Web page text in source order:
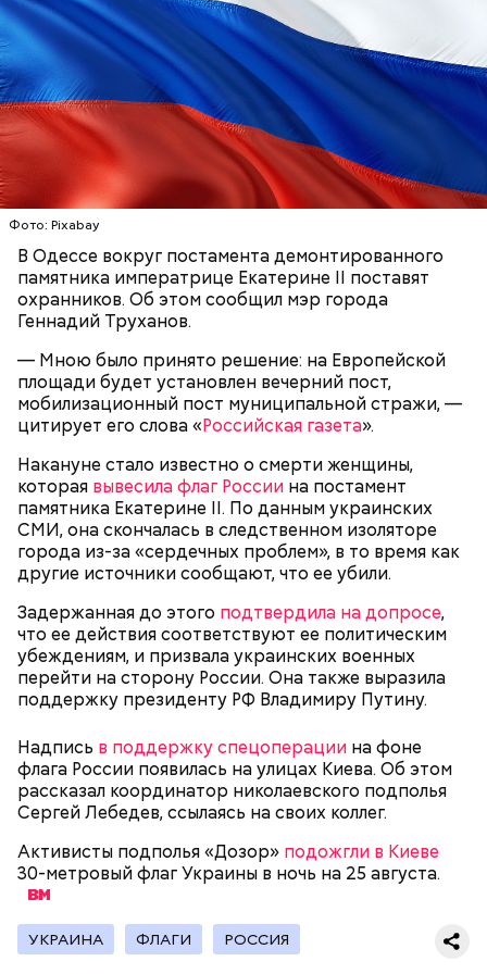
Фото: Pixabay
В Одессе вокруг постамента демонтированного
памятника императрице Екатерине II поставят
охранников. Об этом сообщил мэр города
Геннадий Труханов.
— Мною было принято решение: на Европейской
площади будет установлен вечерний пост,
мобилизационный пост муниципальной стражи, —
цитирует его слова «Российская газета».
Накануне стало известно о смерти женщины,
которая вывесила флаг России на постамент
памятника Екатерине II. По данным украинских
СМИ, она скончалась в следственном изоляторе
города из-за «сердечных проблем», в то время как
другие источники сообщают, что ее убили.
Задержанная до этого подтвердила на допросе,
что ее действия соответствуют ее политическим
убеждениям, и призвала украинских военных
перейти на сторону России. Она также выразила
поддержку президенту РФ Владимиру Путину.
Надпись в поддержку спецоперации на фоне
флага России появилась на улицах Киева. Об этом
рассказал координатор николаевского подполья
Сергей Лебедев, ссылаясь на своих коллег.
Активисты подполья «Дозор» подожгли в Киеве
30-метровый флаг Украины в ночь на 25 августа.
УКРАИНА ФЛАГИ РОССИЯ
Атака хищника: ихтиолог
объяснил, почему акулы
нападают на человека
Особенно опасно контактировать с водой, если вы
оказались в открытом море и получили порез или
ранку. Акула чувствует даже небольшое
количество крови на расстоянии до полутора
километров. Если вы поранились в воде, сразу же
выходите на берег.
— Хищник чувствует кровь, разведенную в
морской воде в пропорции один к миллиону, —
пояснил собеседник «ВМ».
Он также уточнил, что у человека крайне мало
шансов выжить, если он окажется на пути у акулы.
Ни один метод и способ защиты или обороны в
стрессовой ситуации не помогает, ведь у морского
обитателя больше преимуществ в воде как по
выносливости, так и по силе.
— Во время перелета вы больше облучаетесь, чем в
Экскурсовод отметил, что в заповеднике нет
могильников, техники и мертвых городов,
притягивающих сталкеров, как в украинской
Припяти. А на пожарную вышку, откуда можно
увидеть территорию чернобыльской станции,
подниматься запрещено. Зато есть выселенные
деревни — местный эксклюзив.
— Таких деревень много, их 95 в заповеднике. Это
вообще отдельный объект исследования, —
заметил он.